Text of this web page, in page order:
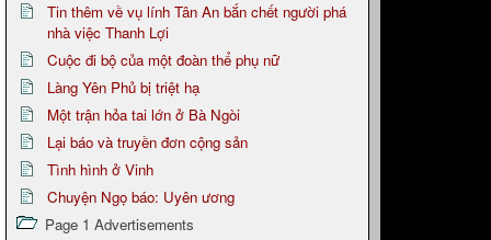
Tin thêm về vụ lính Tân An bắn chết người phá
nhà việc Thanh Lợi
Cuộc đi bộ của một đoàn thể phụ nữ
Làng Yên Phủ bị triệt hạ
Một trận hỏa tai lớn ở Bà Ngòi
Lại báo và truyền đơn cộng sản
Tình hình ở Vinh
Chuyện Ngọ báo: Uyên ương
Page 1 Advertisements